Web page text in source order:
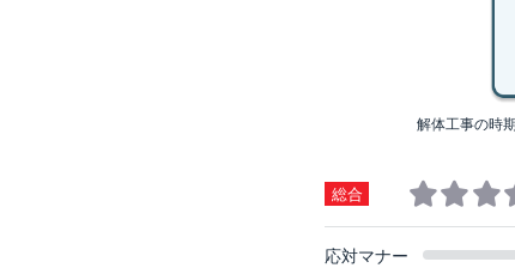
解体工事の時
総合
応対マナー